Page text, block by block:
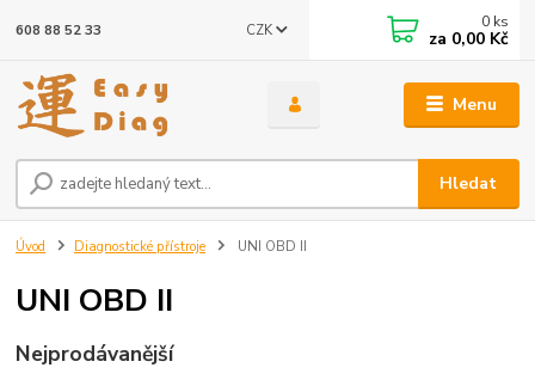
Menu
CZK
Hledat
608 88 52 33 0 ks
za 0,00 Kč
Úvod Diagnostické přístroje UNI OBD II
UNI OBD II
Nejprodávanější